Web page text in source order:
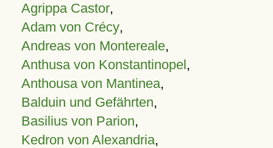
Agrippa Castor,
Adam von Crécy,
Andreas von Montereale,
Anthusa von Konstantinopel,
Anthousa von Mantinea,
Balduin und Gefährten,
Basilius von Parion,
Kedron von Alexandria,